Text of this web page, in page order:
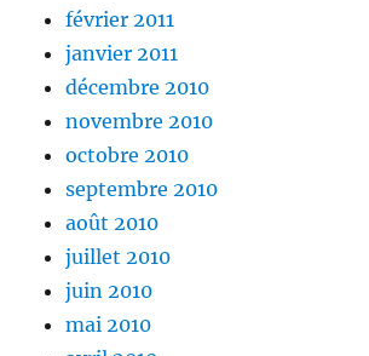
février 2011
janvier 2011
décembre 2010
novembre 2010
octobre 2010
septembre 2010
août 2010
juillet 2010
juin 2010
mai 2010